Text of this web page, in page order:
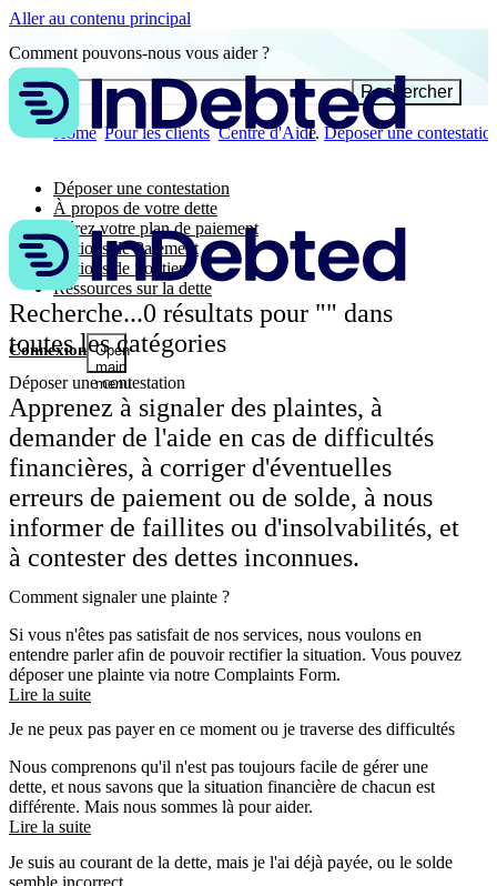
Aller au contenu principal
Connexion Open
main
menu
Comment pouvons-nous vous aider ?
Rechercher
Home Pour les clients Centre d'Aide Déposer une
Déposer une contestation
À propos de votre dette
Gérez votre plan de paiement
Options de Paiement
Options de Soutien
Ressources sur la dette
Recherche...0 résultats pour "" dans
toutes les catégories
Déposer une contestation
Apprenez à signaler des plaintes, à
demander de l'aide en cas de difficultés
financières, à corriger d'éventuelles
erreurs de paiement ou de solde, à nous
informer de faillites ou d'insolvabilités, et
à contester des dettes inconnues.
Comment signaler une plainte ?
Si vous n'êtes pas satisfait de nos services, nous voulons en
entendre parler afin de pouvoir rectifier la situation. Vous pouvez
déposer une plainte via notre Complaints Form.
Lire la suite
Je ne peux pas payer en ce moment ou je traverse des difficultés
Nous comprenons qu'il n'est pas toujours facile de gérer une
dette, et nous savons que la situation financière de chacun est
différente. Mais nous sommes là pour aider.
Lire la suite
Je suis au courant de la dette, mais je l'ai déjà payée, ou le solde
semble incorrect